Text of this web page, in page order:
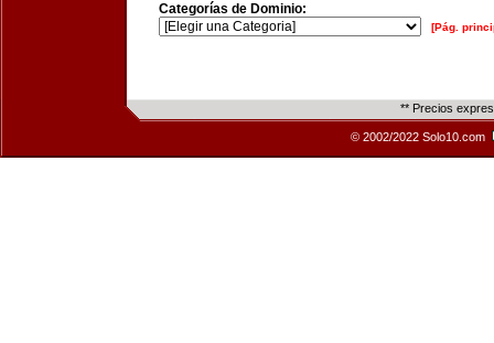
Categorías de Dominio:
[Pág.
** Precios
© 2002/2022 Solo10.com